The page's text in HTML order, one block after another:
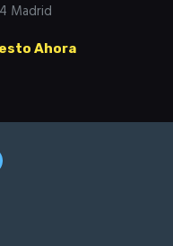
Madrid
Ahora